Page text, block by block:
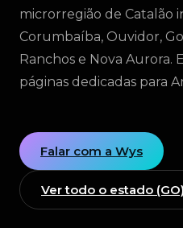
microrregião de Catalão
Corumbaíba, Ouvidor,
Ranchos e Nova Aurora.
páginas dedicadas para
Falar com a Wys
Ver todo o estado (GO)